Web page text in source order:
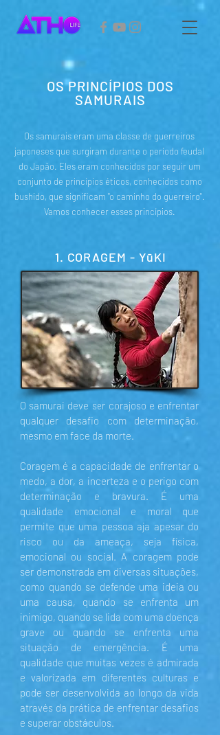
OS PRINCÍPIOS DOS
SAMURAIS
Os samurais eram uma classe de guerreiros
japoneses que surgiram durante o período feudal
do Japão. Eles eram conhecidos por seguir um
conjunto de princípios éticos, conhecidos como
bushido, que significam "o caminho do guerreiro".
Vamos conhecer esses princípios.
1. CORAGEM - YūKI
O samurai deve ser corajoso e enfrentar
qualquer desafio com determinação,
mesmo em face da morte.
Coragem é a capacidade de enfrentar o
medo, a dor, a incerteza e o perigo com
determinação e bravura. É uma
qualidade emocional e moral que
permite que uma pessoa aja apesar do
risco ou da ameaça, seja física,
emocional ou social. A coragem pode
ser demonstrada em diversas situações,
como quando se defende uma ideia ou
uma causa, quando se enfrenta um
inimigo, quando se lida com uma doença
grave ou quando se enfrenta uma
situação de emergência. É uma
qualidade que muitas vezes é admirada
e valorizada em diferentes culturas e
pode ser desenvolvida ao longo da vida
através da prática de enfrentar desafios
e superar obstáculos.